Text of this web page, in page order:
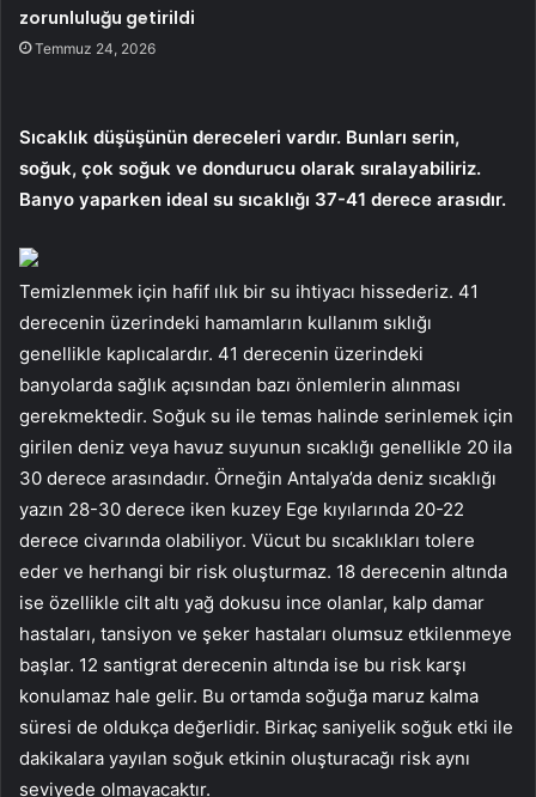
zorunluluğu getirildi
Temmuz 24, 2026
Sıcaklık düşüşünün dereceleri vardır. Bunları serin,
soğuk, çok soğuk ve dondurucu olarak sıralayabiliriz.
Banyo yaparken ideal su sıcaklığı 37-41 derece arasıdır.
Temizlenmek için hafif ılık bir su ihtiyacı hissederiz. 41
derecenin üzerindeki hamamların kullanım sıklığı
genellikle kaplıcalardır. 41 derecenin üzerindeki
banyolarda sağlık açısından bazı önlemlerin alınması
gerekmektedir. Soğuk su ile temas halinde serinlemek için
girilen deniz veya havuz suyunun sıcaklığı genellikle 20 ila
30 derece arasındadır. Örneğin Antalya’da deniz sıcaklığı
yazın 28-30 derece iken kuzey Ege kıyılarında 20-22
derece civarında olabiliyor. Vücut bu sıcaklıkları tolere
eder ve herhangi bir risk oluşturmaz. 18 derecenin altında
ise özellikle cilt altı yağ dokusu ince olanlar, kalp damar
hastaları, tansiyon ve şeker hastaları olumsuz etkilenmeye
başlar. 12 santigrat derecenin altında ise bu risk karşı
konulamaz hale gelir. Bu ortamda soğuğa maruz kalma
süresi de oldukça değerlidir. Birkaç saniyelik soğuk etki ile
dakikalara yayılan soğuk etkinin oluşturacağı risk aynı
seviyede olmayacaktır.